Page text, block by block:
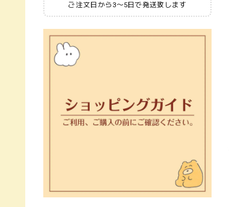
ご注文日から3〜5日で発送致します